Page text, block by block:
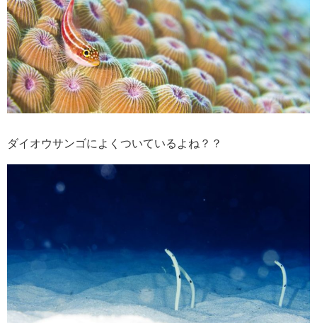
ダイオウサンゴによくついているよね？？